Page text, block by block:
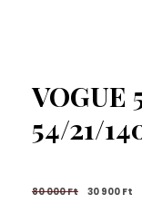
VOGUE
54/21/
80 000 Ft 30 900 Ft